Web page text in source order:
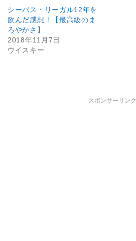
シーバス・リーガル12年を
飲んだ感想！【最高級のま
ろやかさ】
2018年11月7日
ウイスキー
スポンサーリンク